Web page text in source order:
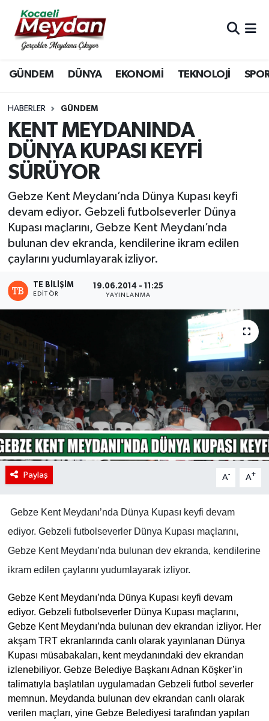
GÜNDEM DÜNYA EKONOMİ TEKNOLOJİ
HABERLER GÜNDEM
KENT MEYDANINDA
DÜNYA KUPASI KEYFİ
SÜRÜYOR
Gebze Kent Meydanı’nda Dünya Kupası keyfi
devam ediyor. Gebzeli futbolseverler Dünya
Kupası maçlarını, Gebze Kent Meydanı’nda
bulunan dev ekranda, kendilerine ikram edilen
çaylarını yudumlayarak izliyor.
TE BILIŞIM
EDITÖR
19.06.2014 - 11:25
YAYINLANMA
Paylaş A- A+
Gebze Kent Meydanı’nda Dünya Kupası keyfi devam
ediyor. Gebzeli futbolseverler Dünya Kupası maçlarını,
Gebze Kent Meydanı’nda bulunan dev ekranda, kendilerine
ikram edilen çaylarını yudumlayarak izliyor.
Gebze Kent Meydanı’nda Dünya Kupası keyfi devam
ediyor. Gebzeli futbolseverler Dünya Kupası maçlarını,
Gebze Kent Meydanı’nda bulunan dev ekrandan izliyor. Her
akşam TRT ekranlarında canlı olarak yayınlanan Dünya
Kupası müsabakaları, kent meydanındaki dev ekrandan
izlenebiliyor. Gebze Belediye Başkanı Adnan Köşker’in
talimatıyla başlatılan uygulamadan Gebzeli futbol severler
memnun. Meydanda bulunan dev ekrandan canlı olarak
verilen maçları, yine Gebze Belediyesi tarafından yapılan
Nöbetçi Eczaneler
Hava Durumu
Trafik Durumu
Süper Lig Puan Durumu ve Fikstür
Tüm Manşetler
Son Dakika Haberleri
Haber Arşivi